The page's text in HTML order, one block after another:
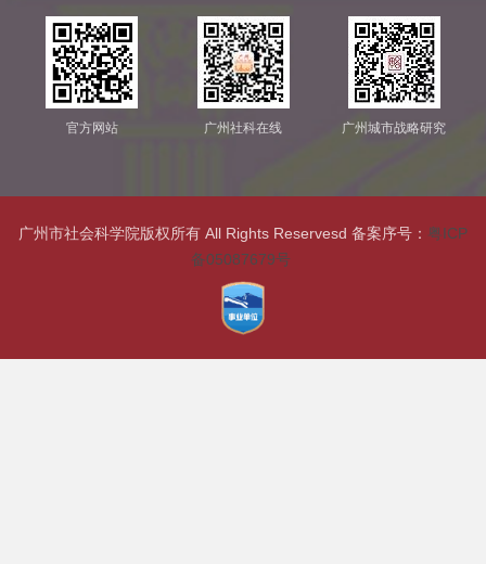
官方网站 广州社科在线 广州城市战略研究
广州市社会科学院版权所有 All Rights Reservesd 备案序号： 粤ICP
备05087679号